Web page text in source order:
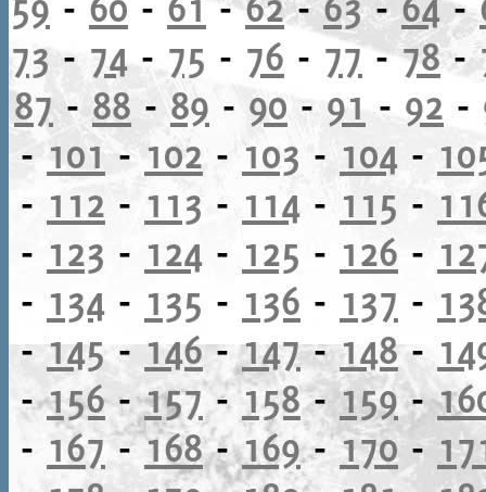
73- 74 - 75 - 76 - 77-78-
87- 88 -89 - 90 - 91 - 92 -
-101 -102 - 103 - 104 -
- 112 - 113 - 114 - 115 -
- 123 - 124 - 125 - 126 -
- 134 - 135 - 136 - 137 -
-145-146-147-148-
-156-157-158-159-
- 167-168-169-170-